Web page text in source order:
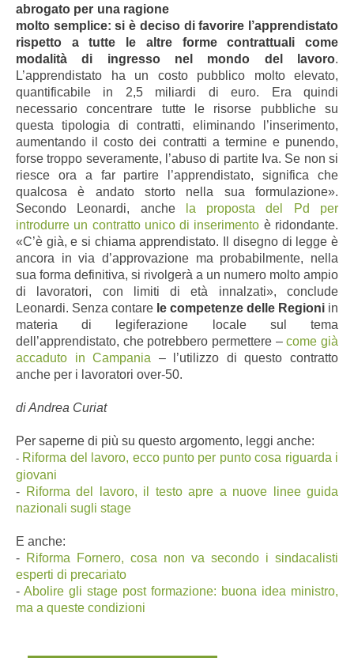
abrogato per una ragione
molto semplice: si è deciso di favorire l’apprendistato
rispetto a tutte le altre forme contrattuali come
modalità di ingresso nel mondo del lavoro.
L’apprendistato ha un costo pubblico molto elevato,
quantificabile in 2,5 miliardi di euro. Era quindi
necessario concentrare tutte le risorse pubbliche su
questa tipologia di contratti, eliminando l’inserimento,
aumentando il costo dei contratti a termine e punendo,
forse troppo severamente, l’abuso di partite Iva. Se non si
riesce ora a far partire l’apprendistato, significa che
qualcosa è andato storto nella sua formulazione».
Secondo Leonardi, anche
la proposta del Pd per
introdurre un contratto unico di inserimento è ridondante.
«C’è già, e si chiama apprendistato. Il disegno di legge è
ancora in via d’approvazione ma probabilmente, nella
sua forma definitiva, si rivolgerà a un numero molto ampio
di lavoratori, con limiti di età innalzati», conclude
Leonardi. Senza contare le competenze delle Regioni in
materia di legiferazione locale sul tema
dell’apprendistato, che potrebbero permettere –come già
accaduto in Campania – l’utilizzo di questo contratto
anche per i lavoratori over-50.
di Andrea Curiat
Per saperne di più su questo argomento, leggi anche:
- Riforma del lavoro, ecco punto per punto cosa riguarda i
giovani
- Riforma del lavoro, il testo apre a nuove linee guida
nazionali sugli stage
E anche:
- Riforma Fornero, cosa non va secondo i sindacalisti
esperti di precariato
- Abolire gli stage post formazione: buona idea ministro,
ma a queste condizioni